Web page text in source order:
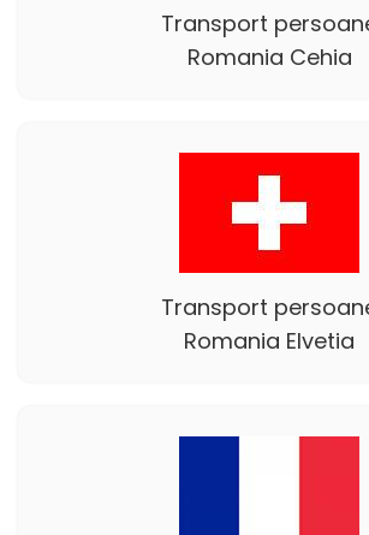
Transport
Romania Cehia
Transport
Romania Elvetia